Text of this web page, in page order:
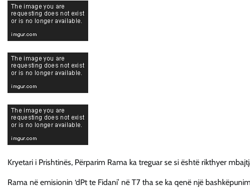
Kryetari i Prishtinës, Përparim Rama ka treguar se si është rikthyer
Rama në emisionin ‘dPt te Fidani’ në T7 tha se ka qenë një